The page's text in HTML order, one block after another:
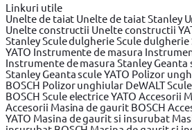
Linkuri utile
Unelte de taiat Unelte de taiat Stanley
Unelte constructii Unelte constructii
StanleyScule dulgherieScule
YATO Instrumente de masura
Instrumente de masura StanleyGeanta
StanleyGeanta scule YATO Polizor
BOSCH Polizor unghiular DeWALT
BOSCH Scule electrice YATO Accesorii
Accesorii Masina de gaurit BOSCH
YATO Masina de gaurit si insurubat